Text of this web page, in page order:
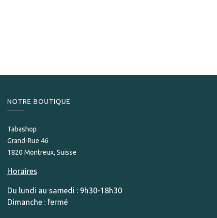
NOTRE BOUTIQUE
Tabashop
Grand-Rue 46
1820 Montreux, Suisse
Horaires
Du lundi au samedi : 9h30-18h30
Dimanche : fermé